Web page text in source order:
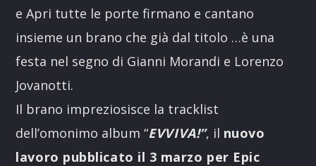
e Apri tutte le porte firmano e cantano
insieme un brano che già dal titolo …è una
festa nel segno di Gianni Morandi e Lorenzo
Jovanotti.
Il brano impreziosisce la tracklist
dell’omonimo album “EVVIVA!”, il nuovo
lavoro pubblicato il 3 marzo per Epic